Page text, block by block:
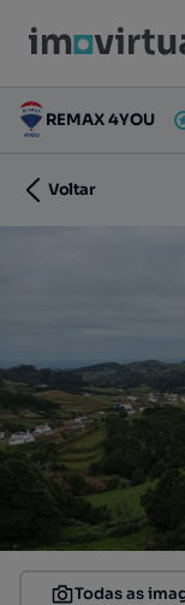
REMAX 4YOU
Voltar
Todas as